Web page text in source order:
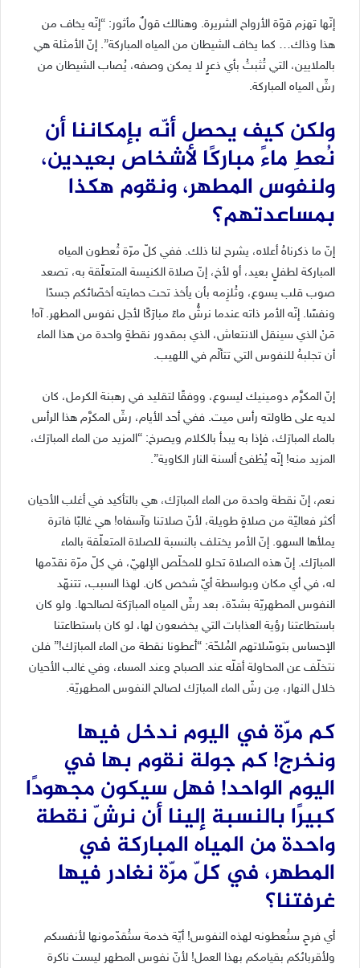
إنّها تهزم قوّة الأرواح الشريرة. وهنالك قولٌ مأثور: “إنّه يخاف من
هذا وذاك… كما يخاف الشيطان من المياه المباركة”. إنّ الأمثلة هي
بالملايين، التي تُثبتُ بأي ذعرٍ لا يمكن وصفه، يُصاب الشيطان من
رشّ المياه المباركة.
ولكن كيف يحصل أنّه بإمكاننا أن
نُعطِ ماءً مباركًا لأشخاص بعيدين،
ولنفوس المطهر، ونقوم هكذا
بمساعدتهم؟
إنّ ما ذكرناهُ أعلاه، يشرح لنا ذلك. ففي كلّ مرّة تُعطون المياه
المباركة لطفلٍ بعيد، أو لأخ، إنّ صلاة الكنيسة المتعلّقة به، تصعد
صوب قلب يسوع، وتُلزِمه بأن يأخذ تحت حمايته أخصّائكم جسدًا
ونفسًا. إنّه الأمر ذاته عندما نرشُّ ماءً مبارَكًا لأجل نفوس المطهر. آه!
مَنْ الذي سينقل الانتعاش، الذي بمقدور نقطةٍ واحدة من هذا الماء
أن تجلبهُ للنفوس التي تتألّم في اللهيب.
إنّ المكرَّم دومينيك ليسوع، ووفقًا لتقليد في رهبنة الكرمل، كان
لديه على طاولته رأس ميت. ففي أحد الأيام، رشّ المكرَّم هذا الرأس
بالماء المبارَك، فإذا به يبدأ بالكلام ويصرخ: “المزيد من الماء المبارَك،
المزيد منه! إنّه يُطْفئ ألسنة النار الكاوية”.
نعم، إنّ نقطة واحدة من الماء المبارَك، هي بالتأكيد في أغلب الأحيان
أكثر فعاليّة من صلاةٍ طويلة، لأنّ صلاتنا وآسفاه! هي غالبًا فاترة
يملأها السهو. إنّ الأمر يختلف بالنسبة للصلاة المتعلّقة بالماء
المبارَك. إنّ هذه الصلاة تحلو للمخلّص الإلهيّ، في كلّ مرّة نقدّمها
له، في أي مكان وبواسطة أيّ شخص كان. لهذا السبب، تتنهّد
النفوس المطهريّة بشدّة، بعد رشّ المياه المبارَكة لصالحها. ولو كان
باستطاعتنا رؤية العذابات التي يخضعون لها، لو كان باستطاعتنا
الإحساس بتوسّلاتهم المُلحّة: “أعطونا نقطة من الماء المبارَك!” فلن
نتخلّف عن المحاولة أقلّه عند الصباح وعند المساء، وفي غالب الأحيان
خلال النهار، مِن رشّ الماء المبارَك لصالح النفوس المطهريّة.
كم مرّة في اليوم ندخل فيها
ونخرج! كم جولة نقوم بها في
اليوم الواحد! فهل سيكون مجهودًا
كبيرًا بالنسبة إلينا أن نرشّ نقطة
واحدة من المياه المباركة في
المطهر، في كلّ مرّة نغادر فيها
غرفتنا؟
أي فرحٍ ستُعطونه لهذه النفوس! أيّة خدمة ستُقدّمونها لأنفسكم
ولأقربائكم بقيامكم بهذا العمل! لأنّ نفوس المطهر ليست ناكرة